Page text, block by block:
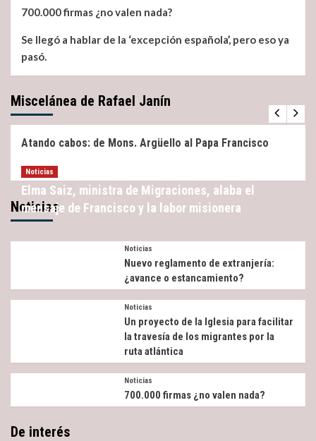
700.000 firmas ¿no valen nada?
Se llegó a hablar de la ‘excepción española’, pero eso ya
pasó.
Miscelánea de Rafael Janín
Miscelánea Noticias
Atando cabos: de Mons. Argüello al Papa Francisco
Noticias
Noticias
Elma Saiz, ministra de Migraciones, alaba el
mensaje de Francisco y la labor misionera
Noticias
Nuevo reglamento de extranjería:
¿avance o estancamiento?
Noticias
Un proyecto de la Iglesia para facilitar
la travesía de los migrantes por la
ruta atlántica
Noticias
700.000 firmas ¿no valen nada?
De interés